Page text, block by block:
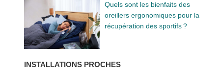
Quels sont les bienfaits des
oreillers ergonomiques pour la
récupération des sportifs ?
INSTALLATIONS PROCHES